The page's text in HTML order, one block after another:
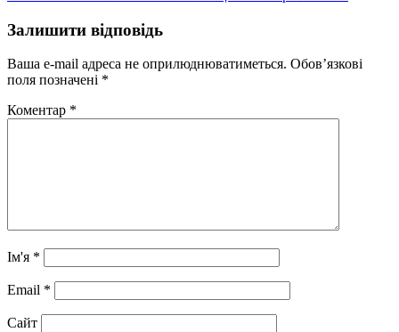
Залишити відповідь
Ваша e-mail адреса не оприлюднюватиметься. Обов’язкові
поля позначені *
Коментар *
Ім'я *
Email *
Сайт